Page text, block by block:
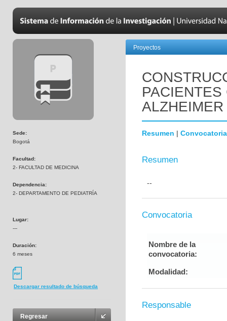
Sede:
Bogotá
Facultad:
2- FACULTAD DE MEDICINA
Dependencia:
2- DEPARTAMENTO DE PEDIATRÍA
Lugar:
---
Duración:
6 meses
Descargar resultado de búsqueda
Regresar
Proyectos
ALZHEIMER
Resumen | Convocatoria
Resumen
--
Convocatoria
Nombre de la
convocatoria:
Modalidad:
Responsable